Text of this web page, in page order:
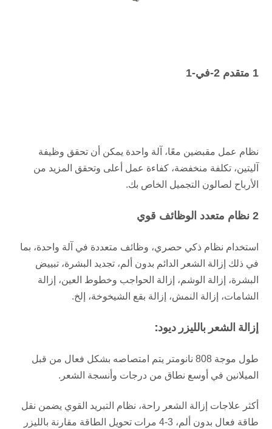
1 متقدم 2-في-1
نظام عمل مقبضين معًا، آلة واحدة يمكن أن تحقق وظيفة
آليتين، تكلفة منخفضة، كفاءة عمل أعلى وتحقق المزيد من
الأرباح لصالون التجميل الخاص بك.
2 نظام متعدد الوظائف قوي
استخدام نظام ذكي حصري، وظائف متعددة في آلة واحدة، بما
في ذلك إزالة الشعر الدائم بدون ألم، تجديد البشرة، تبييض
البشرة، إزالة الوشم، إزالة الحواجب وخطوط العين، إزالة
الشامات، إزالة النمش، إزالة بقع الشيخوخة، إلخ.
إزالة الشعر بالليزر ديود:
طول موجة 808 نانومتر يتم امتصاصه بشكل فعال من قبل
الميلانين في أوسع نطاق من درجات وأنسجة الشعر.
أكثر علاجات إزالة الشعر راحة، نظام التبريد القوي يضمن نقل
طاقة فعال بدون ألم، 3-4 مرات تحويل الطاقة مقارنة بالليزر